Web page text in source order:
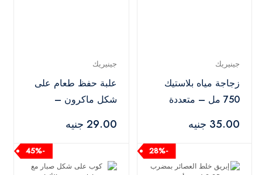
جينيريك
زجاجة مياه بلاستيك
750 مل – متعددة
35.00 جنيه
جينيريك
علبة حفظ طعام على
شكل ماكرون –
29.00 جنيه
-28%
-45%